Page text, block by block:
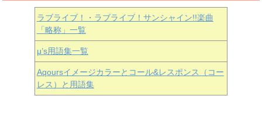
ラブライブ！・ラブライブ！サンシャイン!!楽曲
「略称」一覧
μ’s用語集一覧
Aqoursイメージカラーとコール&レスポンス（コー
レス）と用語集